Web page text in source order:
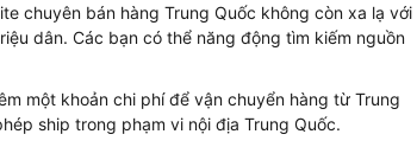
chuyên bán hàng Trung Quốc không còn xa lạ với
dân. Các bạn có thể năng động tìm kiếm nguồn
một khoản chi phí để vận chuyển hàng từ Trung
ship trong phạm vi nội địa Trung Quốc.